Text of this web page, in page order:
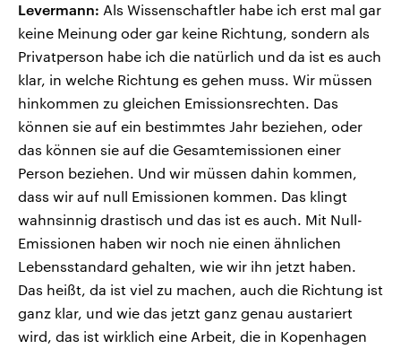
Levermann: Als Wissenschaftler habe ich erst mal gar
keine Meinung oder gar keine Richtung, sondern als
Privatperson habe ich die natürlich und da ist es auch
klar, in welche Richtung es gehen muss. Wir müssen
hinkommen zu gleichen Emissionsrechten. Das
können sie auf ein bestimmtes Jahr beziehen, oder
das können sie auf die Gesamtemissionen einer
Person beziehen. Und wir müssen dahin kommen,
dass wir auf null Emissionen kommen. Das klingt
wahnsinnig drastisch und das ist es auch. Mit Null-
Emissionen haben wir noch nie einen ähnlichen
Lebensstandard gehalten, wie wir ihn jetzt haben.
Das heißt, da ist viel zu machen, auch die Richtung ist
ganz klar, und wie das jetzt ganz genau austariert
wird, das ist wirklich eine Arbeit, die in Kopenhagen